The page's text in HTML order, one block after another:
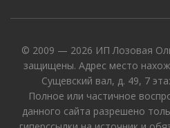
© 2009 — 2026 ИП Лозовая
защищены. Адрес место
Сущевский вал, д. 49, 7
Полное или частичное
данного сайта разрешено